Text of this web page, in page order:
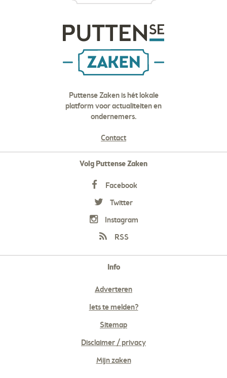
Puttense Zaken is hét lokale
platform voor actualiteiten en
ondernemers.
Contact
Volg Puttense Zaken
Facebook
Twitter
Instagram
RSS
Info
Adverteren
Iets te melden?
Sitemap
Disclaimer / privacy
Mijn zaken